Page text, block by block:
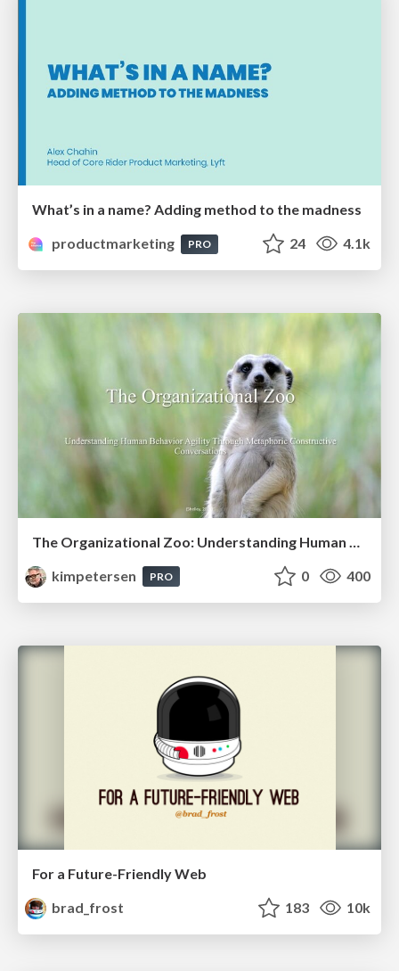
What’s in a name? Adding method to the madness
productmarketing
PRO 24 4.1k
kimpetersen
PRO 0 400
For a Future-Friendly Web
brad_frost
183 10k